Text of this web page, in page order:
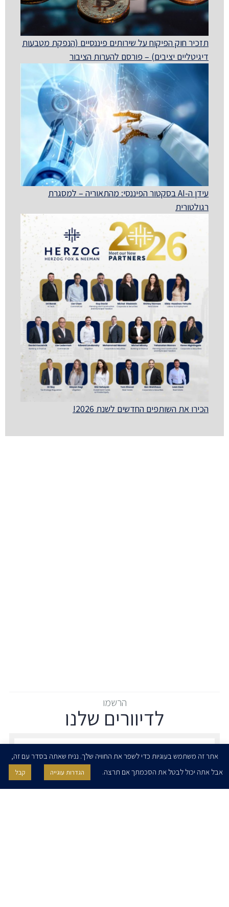
תזכיר חוק הפיקוח על שירותים פיננסיים (הנפקת מטבעות
דיגיטליים יציבים) – פורסם להערות הציבור
עידן ה-AI בסקטור הפיננסי: מהתאוריה – למסגרת
רגולטורית
הכירו את השותפים החדשים לשנת 2026!
הרשמו
לדיוורים שלנו
אני מאשר/ת בזאת להרצוג, פוקס, נאמן ושות' לשלוח לי ניוזלטרים,
הודעות והזמנות לאירועים וכנסים. אני רשאי/ת לחזור בי מהסכמתי לעיל בכל
אתר זה משתמש בעוגיות כדי לשפר את החוויה שלך. נניח שאתה בסדר עם זה,
אבל אתה יכול לבטל את הסכמתך אם תרצה.
הגדרות עוגייה קבל